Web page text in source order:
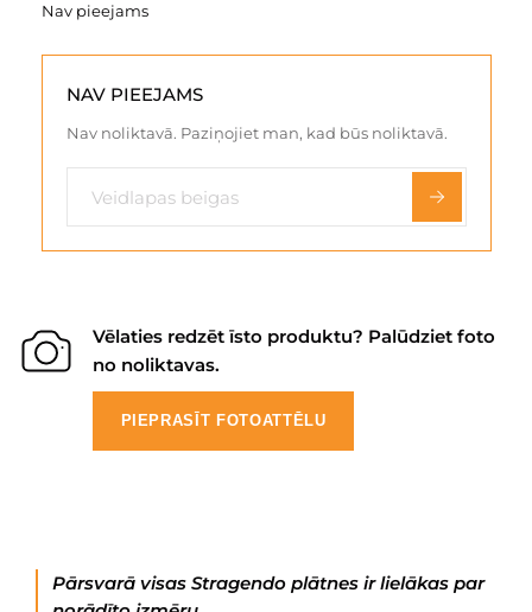
Nav pieejams
NAV PIEEJAMS
Nav noliktavā. Paziņojiet man, kad būs noliktavā.
Vēlaties redzēt īsto produktu? Palūdziet foto
no noliktavas.
PIEPRASĪT FOTOATTĒLU
Pārsvarā visas Stragendo plātnes ir lielākas par